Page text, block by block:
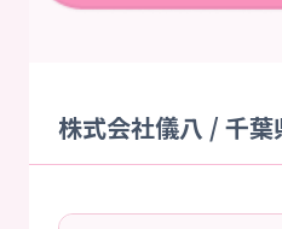
株式会社儀八 / 千葉